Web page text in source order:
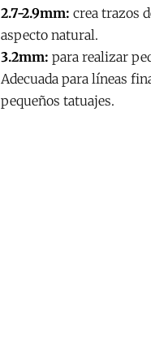
2.7-2.9mm: crea trazos
aspecto natural.
3.2mm: para realizar
Adecuada para líneas
pequeños tatuajes.